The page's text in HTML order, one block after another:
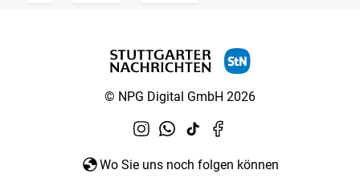
© NPG Digital GmbH 2026
Wo Sie uns noch folgen können